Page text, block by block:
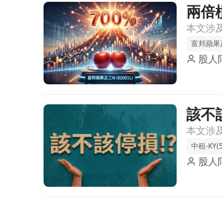
前往兩倍槓桿的蘋果盛宴：現在還能追
兩倍
本文涉
富邦蘋
股人
前往該不該停損 中租-ky(5871) ? 投資備
該不
本文涉
中租-
股人